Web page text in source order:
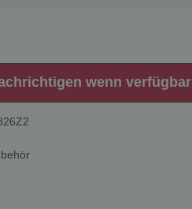
wenn verfügbar